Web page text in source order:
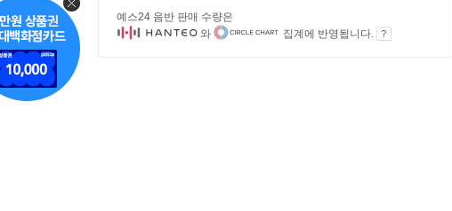
예스24 음반 판매 수량은
와
집계에 반영됩니다.